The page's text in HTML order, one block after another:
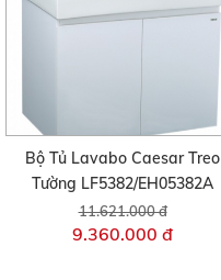
Bộ Tủ Lavabo Caesar Treo
Tường LF5382/EH05382A
11.621.000 đ
9.360.000 đ